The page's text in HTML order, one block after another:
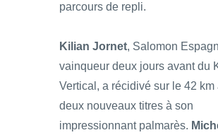
parcours de repli.
Kilian Jornet, Salomon
vainqueur deux jours avant du
Vertical, a récidivé sur le 42 km
deux nouveaux titres à son
impressionnant palmarès.